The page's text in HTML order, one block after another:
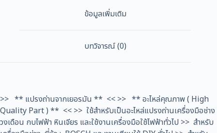
,
CB-
21,
CB-
ข้อมูลเพิ่มเติม
บทวิจารณ์ (0)
>> ** แปรงถ่านจากเยอรมัน ** << >> ** อะไหล่คุณภาพ ( High
Quality Part ) ** << >> ใช้สำหรับเป็นอะไหล่แปรงถ่านเครื่องมือช่าง
วงเดือน กบไฟฟ้า หินเจียร และใช้งานเครื่องมือใช้ไฟฟ้าทั่วไป >> สำหรับ